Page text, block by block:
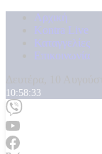
Αρχική
Kontra Live
Καταγγελίες
Επικοινωνία
10:58:35